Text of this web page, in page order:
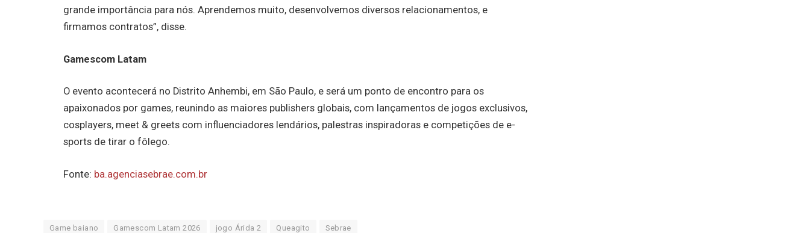
grande importância para nós. Aprendemos muito, desenvolvemos diversos relacionamentos, e
firmamos contratos”, disse.
Gamescom Latam
O evento acontecerá no Distrito Anhembi, em São Paulo, e será um ponto de encontro para os
apaixonados por games, reunindo as maiores publishers globais, com lançamentos de jogos exclusivos,
cosplayers, meet & greets com influenciadores lendários, palestras inspiradoras e competições de e-
sports de tirar o fôlego.
Fonte: ba.agenciasebrae.com.br
Game baiano Gamescom Latam 2026 jogo Árida 2 Queagito Sebrae